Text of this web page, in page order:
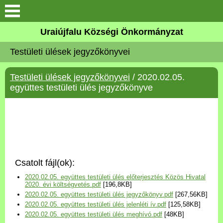
Köszöntő
Elérhetőségek
Uraiújfalu
Választási információk
Versenyképes Járások
Program
Uraiújfalu Községi Önkormányzat
Testületi ülések jegyzőkönyvei
Testületi ülések jegyzőkönyvei / 2020.02.05.
együttes testületi ülés jegyzőkönyve
Csatolt fájl(ok):
2020.02.05. együttes testületi ülés előterjesztés Közös Hivatal
2020. évi költségvetés.pdf [196,8KB]
2020.02.05. együttes testületi ülés jegyzőkönyv.pdf [267,56KB]
2020.02.05. együttes testületi ülés jelenléti ív.pdf [125,58KB]
2020.02.05. együttes testületi ülés meghívó.pdf [48KB]